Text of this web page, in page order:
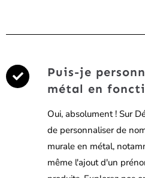
Puis-je
métal en
Oui, absolument ! Sur
de personnaliser de
murale en métal,
même l'ajout d'un